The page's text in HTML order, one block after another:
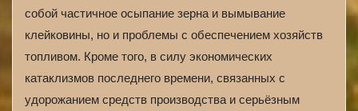
собой частичное осыпание зерна и вымывание
клейковины, но и проблемы с обеспечением хозяйств
топливом. Кроме того, в силу экономических
катаклизмов последнего времени, связанных с
удорожанием средств производства и серьёзным